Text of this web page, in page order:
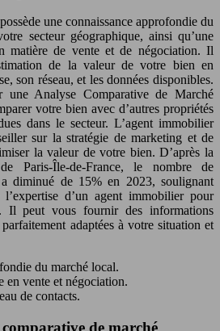
une connaissance approfondie du
secteur géographique, ainsi qu’une
matière de vente et de négociation. Il
de la valeur de votre bien en
son réseau, et les données disponibles.
une Analyse Comparative de Marché
votre bien avec d’autres propriétés
dans le secteur. L’agent immobilier
sur la stratégie de marketing et de
la valeur de votre bien. D’après la
Paris-Île-de-France, le nombre de
a diminué de 15% en 2023, soulignant
d’un agent immobilier pour
Il peut vous fournir des informations
adaptées à votre situation et
du marché local.
en vente et négociation.
de contacts.
de marché